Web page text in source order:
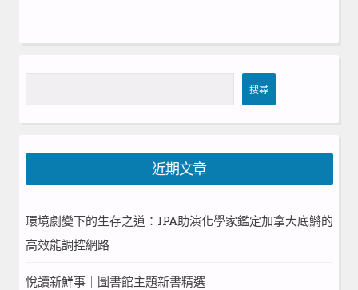
尋
搜尋
近期文章
環境劇變下的生存之道：IPA助演化學家鑑定加拿大底鱂的
高效能調控網路
悅讀新鮮事｜圖書館主題新書精選